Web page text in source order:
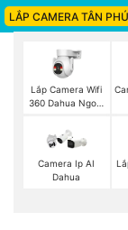
LẮP CAMERA TÂN PHÚ
Lắp Camera Wifi
360 Dahua Ngoài
Camera Ip AI
Dahua